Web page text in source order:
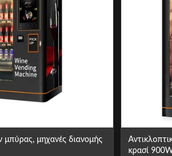
μηχανές διανομής
κρασί